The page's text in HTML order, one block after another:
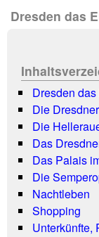
Dresden das
Dresden
Die
Die
Das
Das Palais
Die
Nachtleben
Shopping
Unterkünfte,